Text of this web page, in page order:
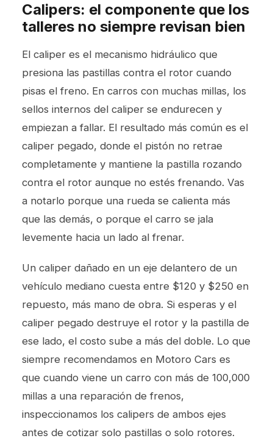
Calipers: el componente que los
talleres no siempre revisan bien
El caliper es el mecanismo hidráulico que
presiona las pastillas contra el rotor cuando
pisas el freno. En carros con muchas millas, los
sellos internos del caliper se endurecen y
empiezan a fallar. El resultado más común es el
caliper pegado, donde el pistón no retrae
completamente y mantiene la pastilla rozando
contra el rotor aunque no estés frenando. Vas
a notarlo porque una rueda se calienta más
que las demás, o porque el carro se jala
levemente hacia un lado al frenar.
Un caliper dañado en un eje delantero de un
vehículo mediano cuesta entre $120 y $250 en
repuesto, más mano de obra. Si esperas y el
caliper pegado destruye el rotor y la pastilla de
ese lado, el costo sube a más del doble. Lo que
siempre recomendamos en Motoro Cars es
que cuando viene un carro con más de 100,000
millas a una reparación de frenos,
inspeccionamos los calipers de ambos ejes
antes de cotizar solo pastillas o solo rotores.